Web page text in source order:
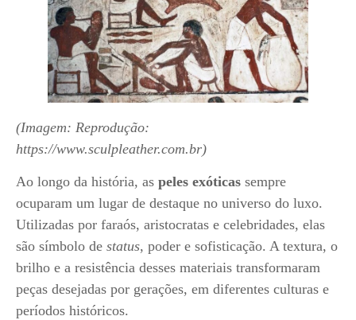
(Imagem: Reprodução:
https://www.sculpleather.com.br)
Ao longo da história, as peles exóticas sempre
ocuparam um lugar de destaque no universo do luxo.
Utilizadas por faraós, aristocratas e celebridades, elas
são símbolo de status, poder e sofisticação. A textura, o
brilho e a resistência desses materiais transformaram
peças desejadas por gerações, em diferentes culturas e
períodos históricos.